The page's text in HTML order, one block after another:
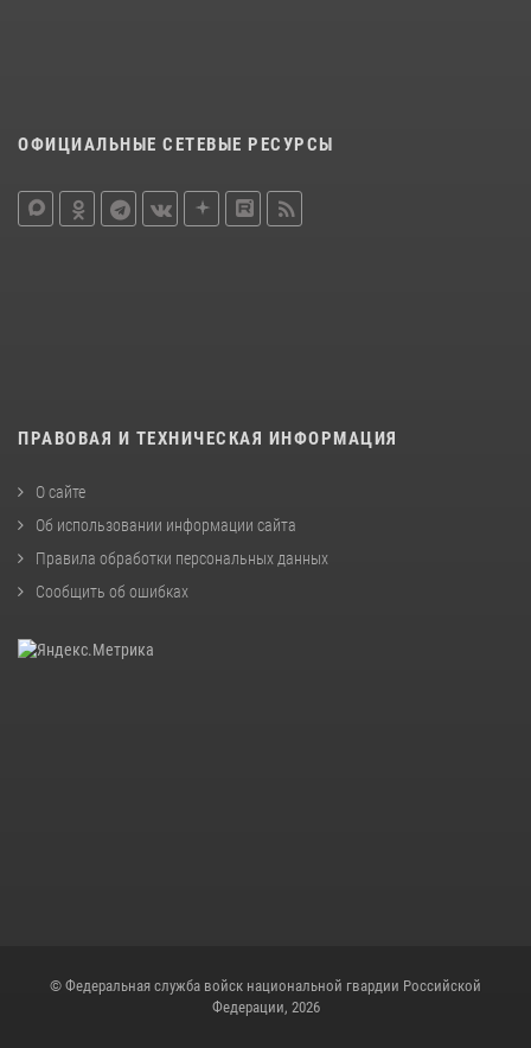
ОФИЦИАЛЬНЫЕ СЕТЕВЫЕ РЕСУРСЫ
ПРАВОВАЯ И ТЕХНИЧЕСКАЯ ИНФОРМАЦИЯ
О сайте
Об использовании информации сайта
Правила обработки персональных данных
Сообщить об ошибках
© Федеральная служба войск национальной гвардии Российской
Федерации, 2026